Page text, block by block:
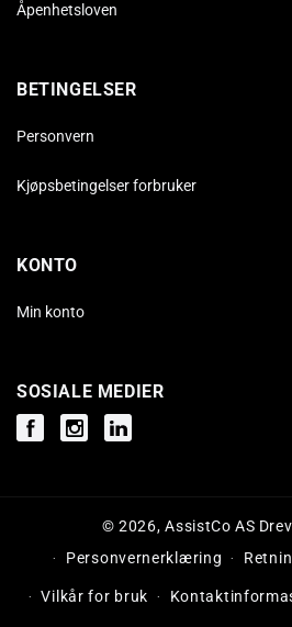
Åpenhetsloven
BETINGELSER
Personvern
Kjøpsbetingelser forbruker
KONTO
Min konto
SOSIALE MEDIER
FacebookInstagramInstagram
© 2026,AssistCo AS
Personvernerklæring
Vilkår for bruk